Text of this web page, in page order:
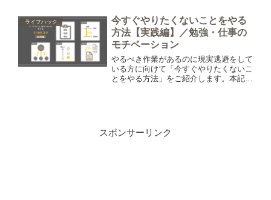
ライフハック
今すぐやりたくないことをやる
方法【実践編】／勉強・仕事の
モチベーション
やるべき作業があるのに現実逃避をして
いる方に向けて「今すぐやりたくないこ
とをやる方法」をご紹介します。本記事
スポンサーリンク